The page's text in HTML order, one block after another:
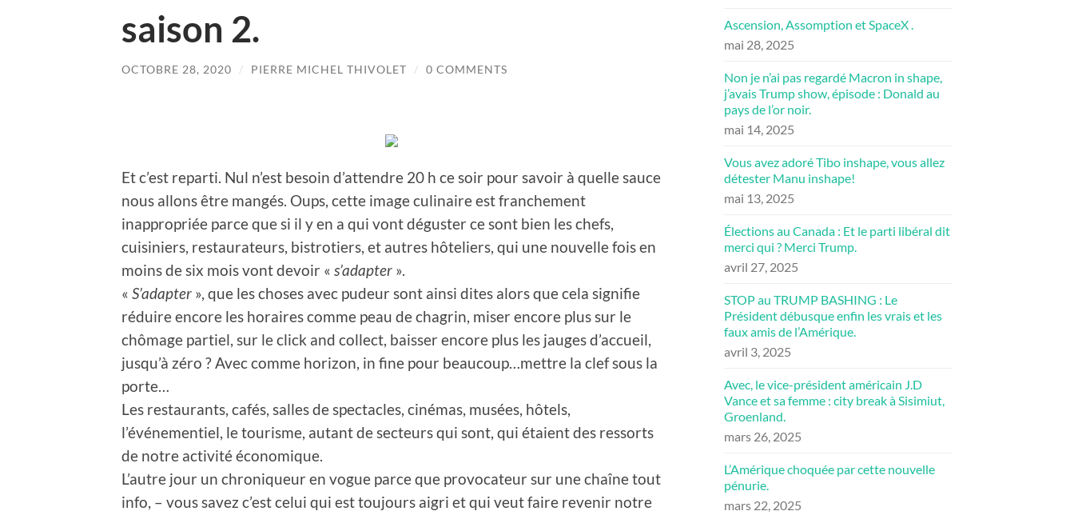
saison 2.
OCTOBRE 28, 2020 / PIERRE MICHEL THIVOLET / 0 COMMENTS
Et c’est reparti. Nul n’est besoin d’attendre 20 h ce soir pour savoir à quelle sauce
nous allons être mangés. Oups, cette image culinaire est franchement
inappropriée parce que si il y en a qui vont déguster ce sont bien les chefs,
cuisiniers, restaurateurs, bistrotiers, et autres hôteliers, qui une nouvelle fois en
moins de six mois vont devoir « s’adapter ».
« S’adapter », que les choses avec pudeur sont ainsi dites alors que cela signifie
réduire encore les horaires comme peau de chagrin, miser encore plus sur le
chômage partiel, sur le click and collect, baisser encore plus les jauges d’accueil,
jusqu’à zéro ? Avec comme horizon, in fine pour beaucoup…mettre la clef sous la
porte…
Les restaurants, cafés, salles de spectacles, cinémas, musées, hôtels,
l’événementiel, le tourisme, autant de secteurs qui sont, qui étaient des ressorts
de notre activité économique.
L’autre jour un chroniqueur en vogue parce que provocateur sur une chaîne tout
info, – vous savez c’est celui qui est toujours aigri et qui veut faire revenir notre
Ascension, Assomption et SpaceX .
mai 28, 2025
Non je n’ai pas regardé Macron in shape,
j’avais Trump show, épisode : Donald au
pays de l’or noir.
mai 14, 2025
Vous avez adoré Tibo inshape, vous allez
détester Manu inshape!
mai 13, 2025
Élections au Canada : Et le parti libéral dit
merci qui ? Merci Trump.
avril 27, 2025
STOP au TRUMP BASHING : Le
Président débusque enfin les vrais et les
faux amis de l’Amérique.
avril 3, 2025
Avec, le vice-président américain J.D
Vance et sa femme : city break à Sisimiut,
Groenland.
mars 26, 2025
L’Amérique choquée par cette nouvelle
pénurie.
mars 22, 2025